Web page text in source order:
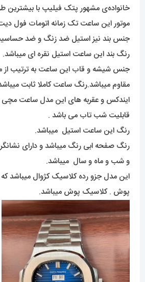
خانواده‌ی مشهور پتک فیلیپ با بیشترین
موتور این ساعت تک زمانه اتومات فول
جنس بند نیز استیل ضد زنگ و ضد
رنگ بند این ساعت استیل نقره ای میباشد.
جنس شیشه و قاب این ساعت به ترتیب از
مقاوم میباشد.رنگ ساعت کاملا ثابت
ایندکس و عقربه های این مدل ساعت مچی
قابلیت شب تاب می باشد .
رنگ این ساعت استیل میباشد.
رنگ صفحه ابی رنگ میباشد و دارای نشانگر
و شب و ماه و سال میباشد.
این مدل جزو رده کلاسیک کژوال میباشد
پوش . کلاسیک پوش میباشد.